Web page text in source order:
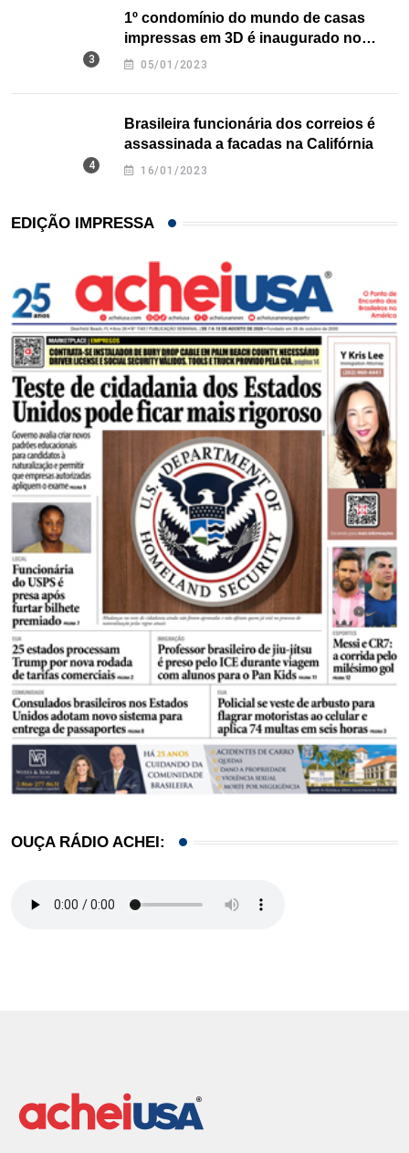
1º condomínio do mundo de casas
impressas em 3D é inaugurado no
Texas
05/01/2023
Brasileira funcionária dos correios é
assassinada a facadas na Califórnia
16/01/2023
EDIÇÃO IMPRESSA
OUÇA RÁDIO ACHEI: